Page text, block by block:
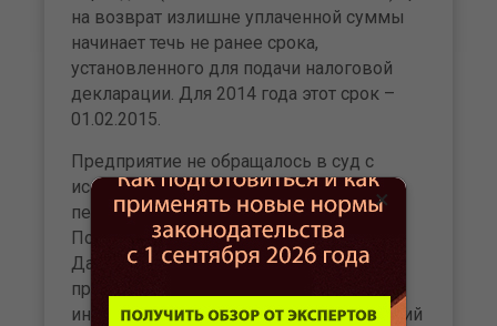
на возврат излишне уплаченной суммы
начинает течь не ранее срока,
установленного для подачи налоговой
декларации. Для 2014 года этот срок –
01.02.2015.
Предприятие не обращалось в суд с
исковым заявлением о возврате
переплаты в порядке пункта 79
Постановления Пленума ВАС РФ № 57.
Даже если исчислять срок с момента
признания недействительным решения
инспекции (ноябрь 2019 года), трехлетний
×